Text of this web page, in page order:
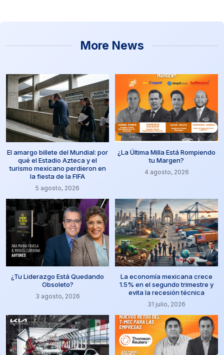
More News
El amargo billete del Mundial: por
qué el Estadio Azteca y el
turismo mexicano perdieron en
la fiesta de la FIFA
5 agosto, 2026
¿La Última Milla Está Rompiendo
tu Margen?
4 agosto, 2026
¿Tu Liderazgo Está Quedando
Obsoleto?
3 agosto, 2026
La economía mexicana crece
1.5% en el segundo trimestre y
evita la recesión técnica
31 julio, 2026